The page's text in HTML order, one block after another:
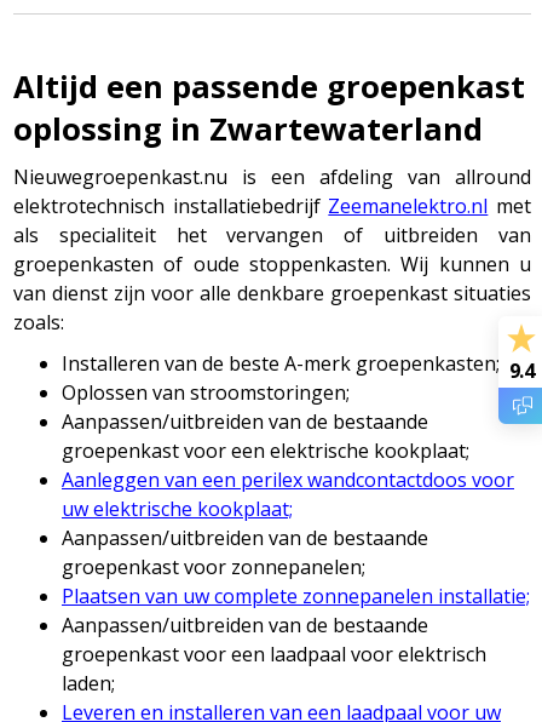
Altijd een passende groepenkast
oplossing in Zwartewaterland
Nieuwegroepenkast.nu is een afdeling van allround
elektrotechnisch installatiebedrijf Zeemanelektro.nl met
als specialiteit het vervangen of uitbreiden van
groepenkasten of oude stoppenkasten. Wij kunnen u
van dienst zijn voor alle denkbare groepenkast situaties
zoals:
Installeren van de beste A-merk groepenkasten;
Oplossen van stroomstoringen;
Aanpassen/uitbreiden van de bestaande
groepenkast voor een elektrische kookplaat;
Aanleggen van een perilex wandcontactdoos voor
uw elektrische kookplaat;
Aanpassen/uitbreiden van de bestaande
groepenkast voor zonnepanelen;
Plaatsen van uw complete zonnepanelen installatie;
Aanpassen/uitbreiden van de bestaande
groepenkast voor een laadpaal voor elektrisch
laden;
Leveren en installeren van een laadpaal voor uw
9.4